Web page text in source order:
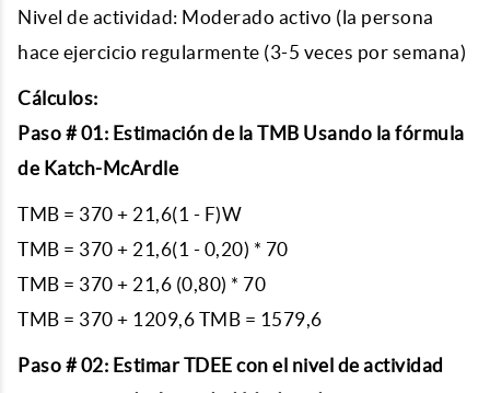
Nivel de actividad: Moderado activo (la persona
hace ejercicio regularmente (3-5 veces por semana)
Cálculos:
Paso # 01: Estimación de la TMB Usando la fórmula
de Katch-McArdle
TMB = 370 + 21,6(1 - F)W
TMB = 370 + 21,6(1 - 0,20) * 70
TMB = 370 + 21,6 (0,80) * 70
TMB = 370 + 1209,6 TMB = 1579,6
Paso # 02: Estimar TDEE con el nivel de actividad